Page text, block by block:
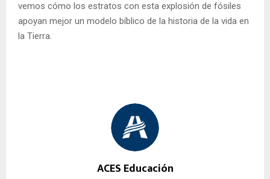
vemos cómo los estratos con esta explosión de fósiles
apoyan mejor un modelo bíblico de la historia de la vida en
la Tierra.
ACES Educación